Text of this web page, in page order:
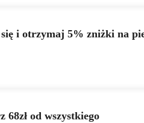
i otrzymaj 5% zniżki na
68zł od wszystkiego